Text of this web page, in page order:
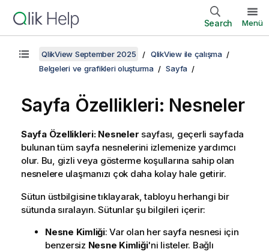
Search Menü
QlikView September 2025
QlikView ile çalışma
Belgeleri ve grafikleri oluşturma
Sayfa
Sayfa Özellikleri: Nesneler
Sayfa Özellikleri: Nesneler sayfası, geçerli sayfada
bulunan tüm sayfa nesnelerini izlemenize yardımcı
olur. Bu, gizli veya gösterme koşullarına sahip olan
nesnelere ulaşmanızı çok daha kolay hale getirir.
Sütun üstbilgisine tıklayarak, tabloyu herhangi bir
sütunda sıralayın. Sütunlar şu bilgileri içerir:
Nesne Kimliği: Var olan her sayfa nesnesi için
benzersiz Nesne Kimliği'ni listeler. Bağlı